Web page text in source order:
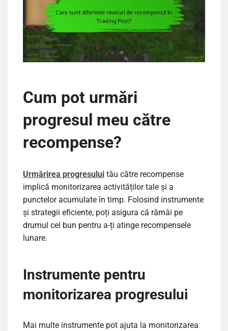
Cum pot urmări
progresul meu către
recompense?
Urmărirea progresului tău către recompense
implică monitorizarea activităților tale și a
punctelor acumulate în timp. Folosind instrumente
și strategii eficiente, poți asigura că rămâi pe
drumul cel bun pentru a-ți atinge recompensele
lunare.
Instrumente pentru
monitorizarea progresului
Mai multe instrumente pot ajuta la monitorizarea